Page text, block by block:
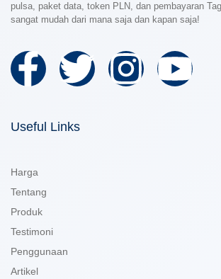
pulsa, paket data, token PLN, dan pembayaran
sangat mudah dari mana saja dan kapan saja!
Useful Links
Harga
Tentang
Produk
Testimoni
Penggunaan
Artikel